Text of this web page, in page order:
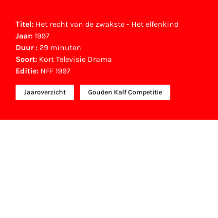
Titel: Het recht van de zwakste - Het elfenkind
Jaar: 1997
Duur : 29 minuten
Soort: Kort Televisie Drama
Editie: NFF 1997
Jaaroverzicht Gouden Kalf Competitie